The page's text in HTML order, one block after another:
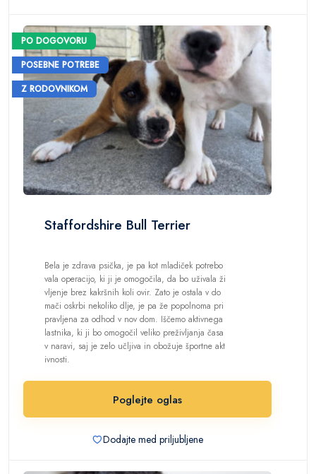
PO DOGOVORU
POSEBNE POTREBE
Z RODOVNIKOM
Staffordshire Bull Terrier
Bela je zdrava psička, je pa kot mladiček potrebo
vala operacijo, ki ji je omogočila, da bo uživala ži
vljenje brez kakršnih koli ovir. Zato je ostala v do
mači oskrbi nekoliko dlje, je pa že popolnoma pri
pravljena za odhod v nov dom. Iščemo aktivnega
lastnika, ki ji bo omogočil veliko preživljanja časa
v naravi, saj je zelo učljiva in obožuje športne akt
ivnosti.
Poglejte oglas
Dodajte med priljubljene